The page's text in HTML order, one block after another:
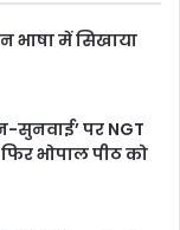
भाषा में सिखाया
पर NGT
भोपाल पीठ को